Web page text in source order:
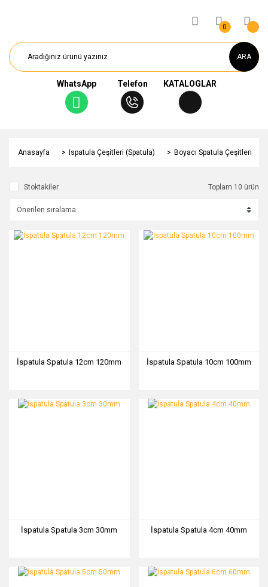
ARA
WhatsApp Telefon KATALOGLAR
0
Anasayfa Ispatula Çeşitleri (Spatula) Boyacı Spatula Çeşitleri
Stoktakiler Toplam 10 ürün
İspatula Spatula 12cm 120mm İspatula Spatula 10cm 100mm
İspatula Spatula 3cm 30mm İspatula Spatula 4cm 40mm